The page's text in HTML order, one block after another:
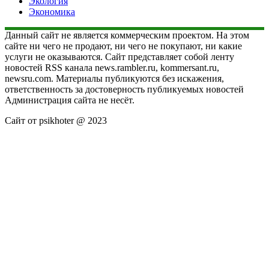
Экономика
Данный сайт не является коммерческим проектом. На этом
сайте ни чего не продают, ни чего не покупают, ни какие
услуги не оказываются. Сайт представляет собой ленту
новостей RSS канала news.rambler.ru, kommersant.ru,
newsru.com. Материалы публикуются без искажения,
ответственность за достоверность публикуемых новостей
Администрация сайта не несёт.
Сайт от psikhoter @ 2023